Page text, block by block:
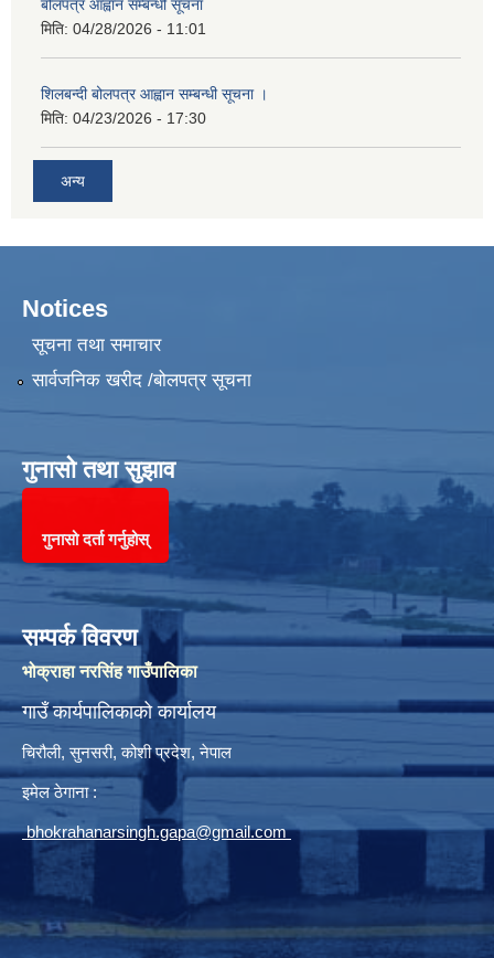
बोलपत्र आह्वान सम्बन्धी सूचना
मिति: 04/28/2026 - 11:01
शिलबन्दी बोलपत्र आह्वान सम्बन्धी सूचना ।
मिति: 04/23/2026 - 17:30
अन्य
Notices
सूचना तथा समाचार
सार्वजनिक खरीद /बोलपत्र सूचना
गुनासो तथा सुझाव
गुनासो दर्ता गर्नुहोस्
सम्पर्क विवरण
भोक्राहा नरसिंह गाउँपालिका
गाउँ कार्यपालिकाको कार्यालय
चिरौली, सुनसरी, कोशी प्रदेश, नेपाल
इमेल ठेगाना :
bhokrahanarsingh.gapa@gmail.com